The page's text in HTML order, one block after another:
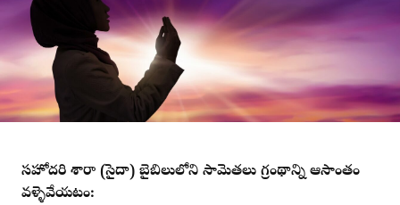
సహోదరి శారా (సైదా) బైబిలులోని సామెతలు గ్రంథాన్ని ఆసాంతం
వళ్ళెవేయటం: